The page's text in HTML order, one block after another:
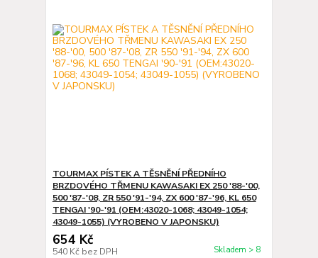
TOURMAX PÍSTEK A TĚSNĚNÍ PŘEDNÍHO
BRZDOVÉHO TŘMENU KAWASAKI EX 250 '88-'00,
500 '87-'08, ZR 550 '91-'94, ZX 600 '87-'96, KL 650
TENGAI '90-'91 (OEM:43020-1068; 43049-1054;
43049-1055) (VYROBENO V JAPONSKU)
654 Kč
540 Kč bez DPH Skladem > 8